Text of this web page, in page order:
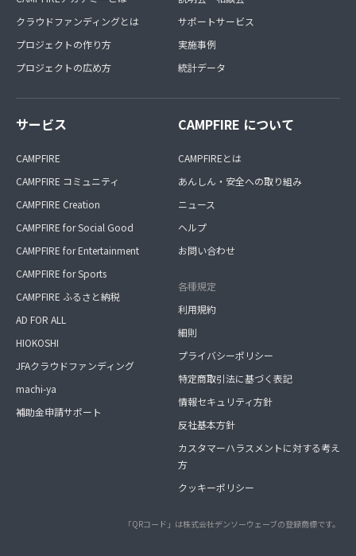
クラウドファンディングとは
プロジェクトの作り方
プロジェクトの広め方
サポートサービス
実施事例
統計データ
サービス
CAMPFIRE
CAMPFIRE コミュニティ
CAMPFIRE Creation
CAMPFIRE for Social Good
CAMPFIRE for Entertainment
CAMPFIRE for Sports
CAMPFIRE ふるさと納税
AD FOR ALL
HIOKOSHI
JFAクラウドファンディング
machi-ya
補助金申請サポート
CAMPFIRE について
CAMPFIREとは
あんしん・安全への取り組み
ニュース
ヘルプ
お問い合わせ
各種規定
利用規約
細則
プライバシーポリシー
特定商取引法に基づく表記
情報セキュリティ方針
反社基本方針
カスタマーハラスメントに対する考え
方
クッキーポリシー
「QRコード」は株式会社デンソーウェーブの登録商標です。